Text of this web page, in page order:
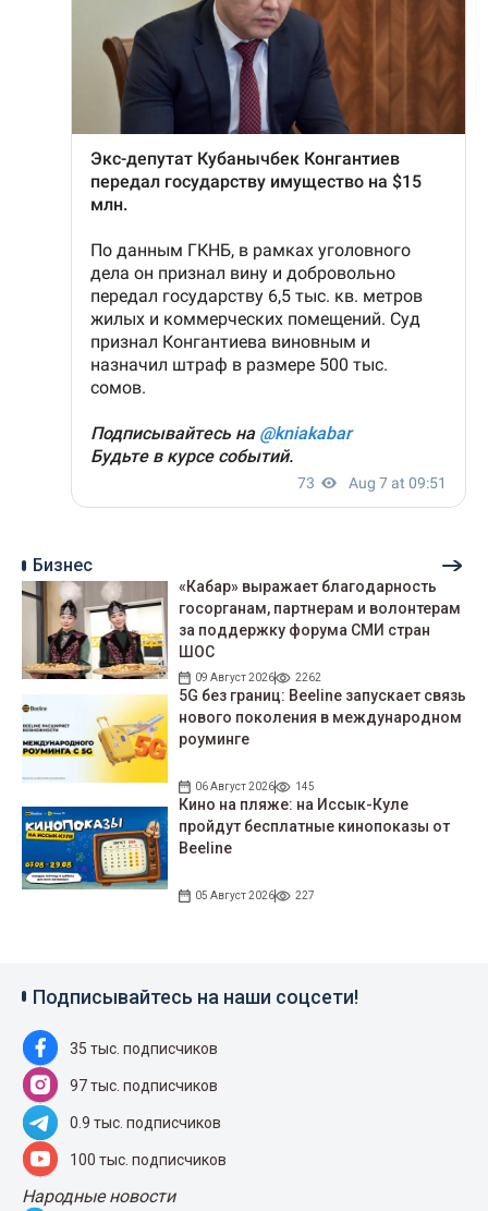
Бизнес
«Кабар» выражает благодарность
госорганам, партнерам и волонтерам
за поддержку форума СМИ стран
ШОС
09 Август 2026 2262
5G без границ: Beeline запускает связь
нового поколения в международном
роуминге
06 Август 2026 145
Кино на пляже: на Иссык-Куле
пройдут беcплатные кинопоказы от
Beeline
05 Август 2026 227
Подписывайтесь на наши соцсети!
35 тыс. подписчиков
97 тыс. подписчиков
0.9 тыс. подписчиков
100 тыс. подписчиков
Народные новости